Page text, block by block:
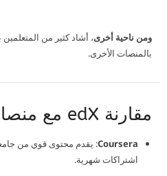
ومن ناحية أخرى، أشاد كثير من
بالمنصات الأخرى.
مقارنة edX مع منصات أخرى
Coursera: يقدم محتوى قوي من
اشتراكات شهرية.